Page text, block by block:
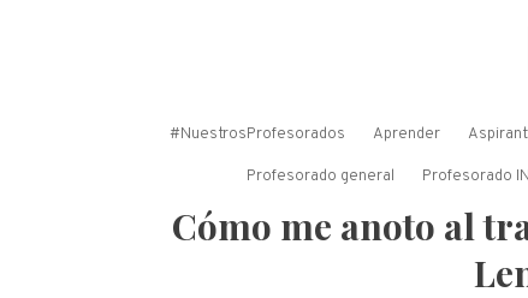
#NuestrosProfesorados Aprender
Profesorado general Profesorado
Cómo me anoto al